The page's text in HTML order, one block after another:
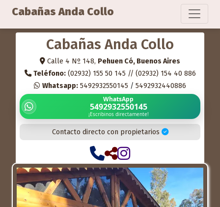
Cabañas Anda Collo
Cabañas Anda Collo
Calle 4 Nº 148, Pehuen Có, Buenos Aires
Teléfono:(02932) 155 50 145 // (02932) 154 40 886
Whatsapp: 5492932550145 / 5492932440886
WhatsApp
5492932550145
¡Escribinos directamente!
Contacto directo con propietarios